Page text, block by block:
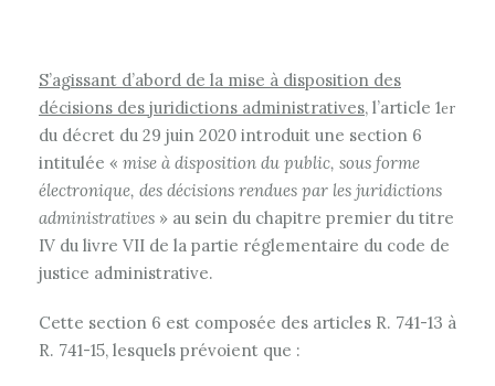
S’agissant d’abord de la mise à disposition des
décisions des juridictions administratives, l’article 1er
du décret du 29 juin 2020 introduit une section 6
intitulée « mise à disposition du public, sous forme
électronique, des décisions rendues par les juridictions
administratives » au sein du chapitre premier du titre
IV du livre VII de la partie réglementaire du code de
justice administrative.
Cette section 6 est composée des articles R. 741-13 à
R. 741-15, lesquels prévoient que :